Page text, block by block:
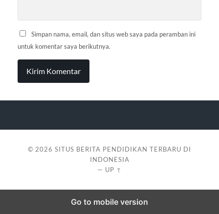
Simpan nama, email, dan situs web saya pada peramban ini
untuk komentar saya berikutnya.
© 2026 SITUS BERITA PENDIDIKAN TERBARU DI
INDONESIA
— UP ↑
Go to mobile version